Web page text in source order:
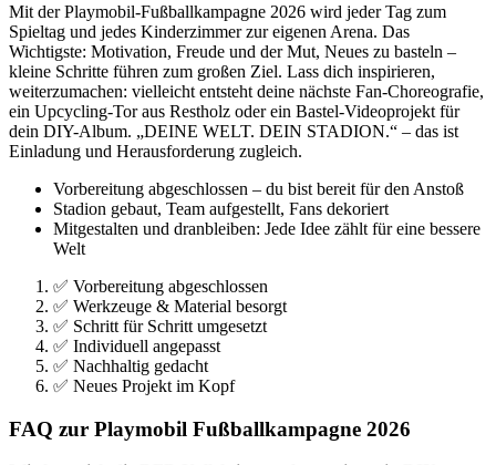
Mit der Playmobil-Fußballkampagne 2026 wird jeder Tag zum
Spieltag und jedes Kinderzimmer zur eigenen Arena. Das
Wichtigste: Motivation, Freude und der Mut, Neues zu basteln –
kleine Schritte führen zum großen Ziel. Lass dich inspirieren,
weiterzumachen: vielleicht entsteht deine nächste Fan-Choreografie,
ein Upcycling-Tor aus Restholz oder ein Bastel-Videoprojekt für
dein DIY-Album. „DEINE WELT. DEIN STADION.“ – das ist
Einladung und Herausforderung zugleich.
Vorbereitung abgeschlossen – du bist bereit für den Anstoß
Stadion gebaut, Team aufgestellt, Fans dekoriert
Mitgestalten und dranbleiben: Jede Idee zählt für eine bessere
Welt
✅ Vorbereitung abgeschlossen
✅ Werkzeuge & Material besorgt
✅ Schritt für Schritt umgesetzt
✅ Individuell angepasst
✅ Nachhaltig gedacht
✅ Neues Projekt im Kopf
FAQ zur Playmobil Fußballkampagne 2026